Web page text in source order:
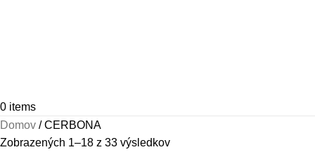
0 items
Domov
CERBONA
Zobrazených 1–18 z 33 výsledkov